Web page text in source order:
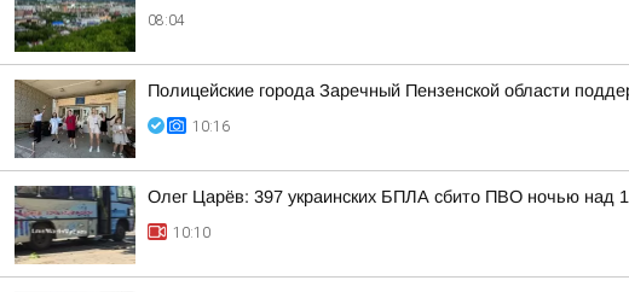
08:04
Полицейские города Заречный Пензенской области
10:16
Олег Царёв: 397 украинских БПЛА сбито ПВО ночью над
10:10